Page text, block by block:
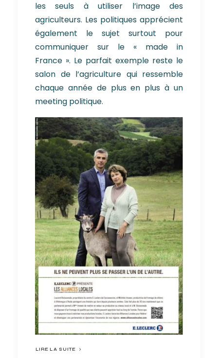
les seuls à utiliser l’image des
agriculteurs. Les politiques apprécient
également le sujet surtout pour
communiquer sur le « made in
France ». Le parfait exemple reste le
salon de l’agriculture qui ressemble
chaque année de plus en plus à un
meeting politique.
LIRE LA SUITE